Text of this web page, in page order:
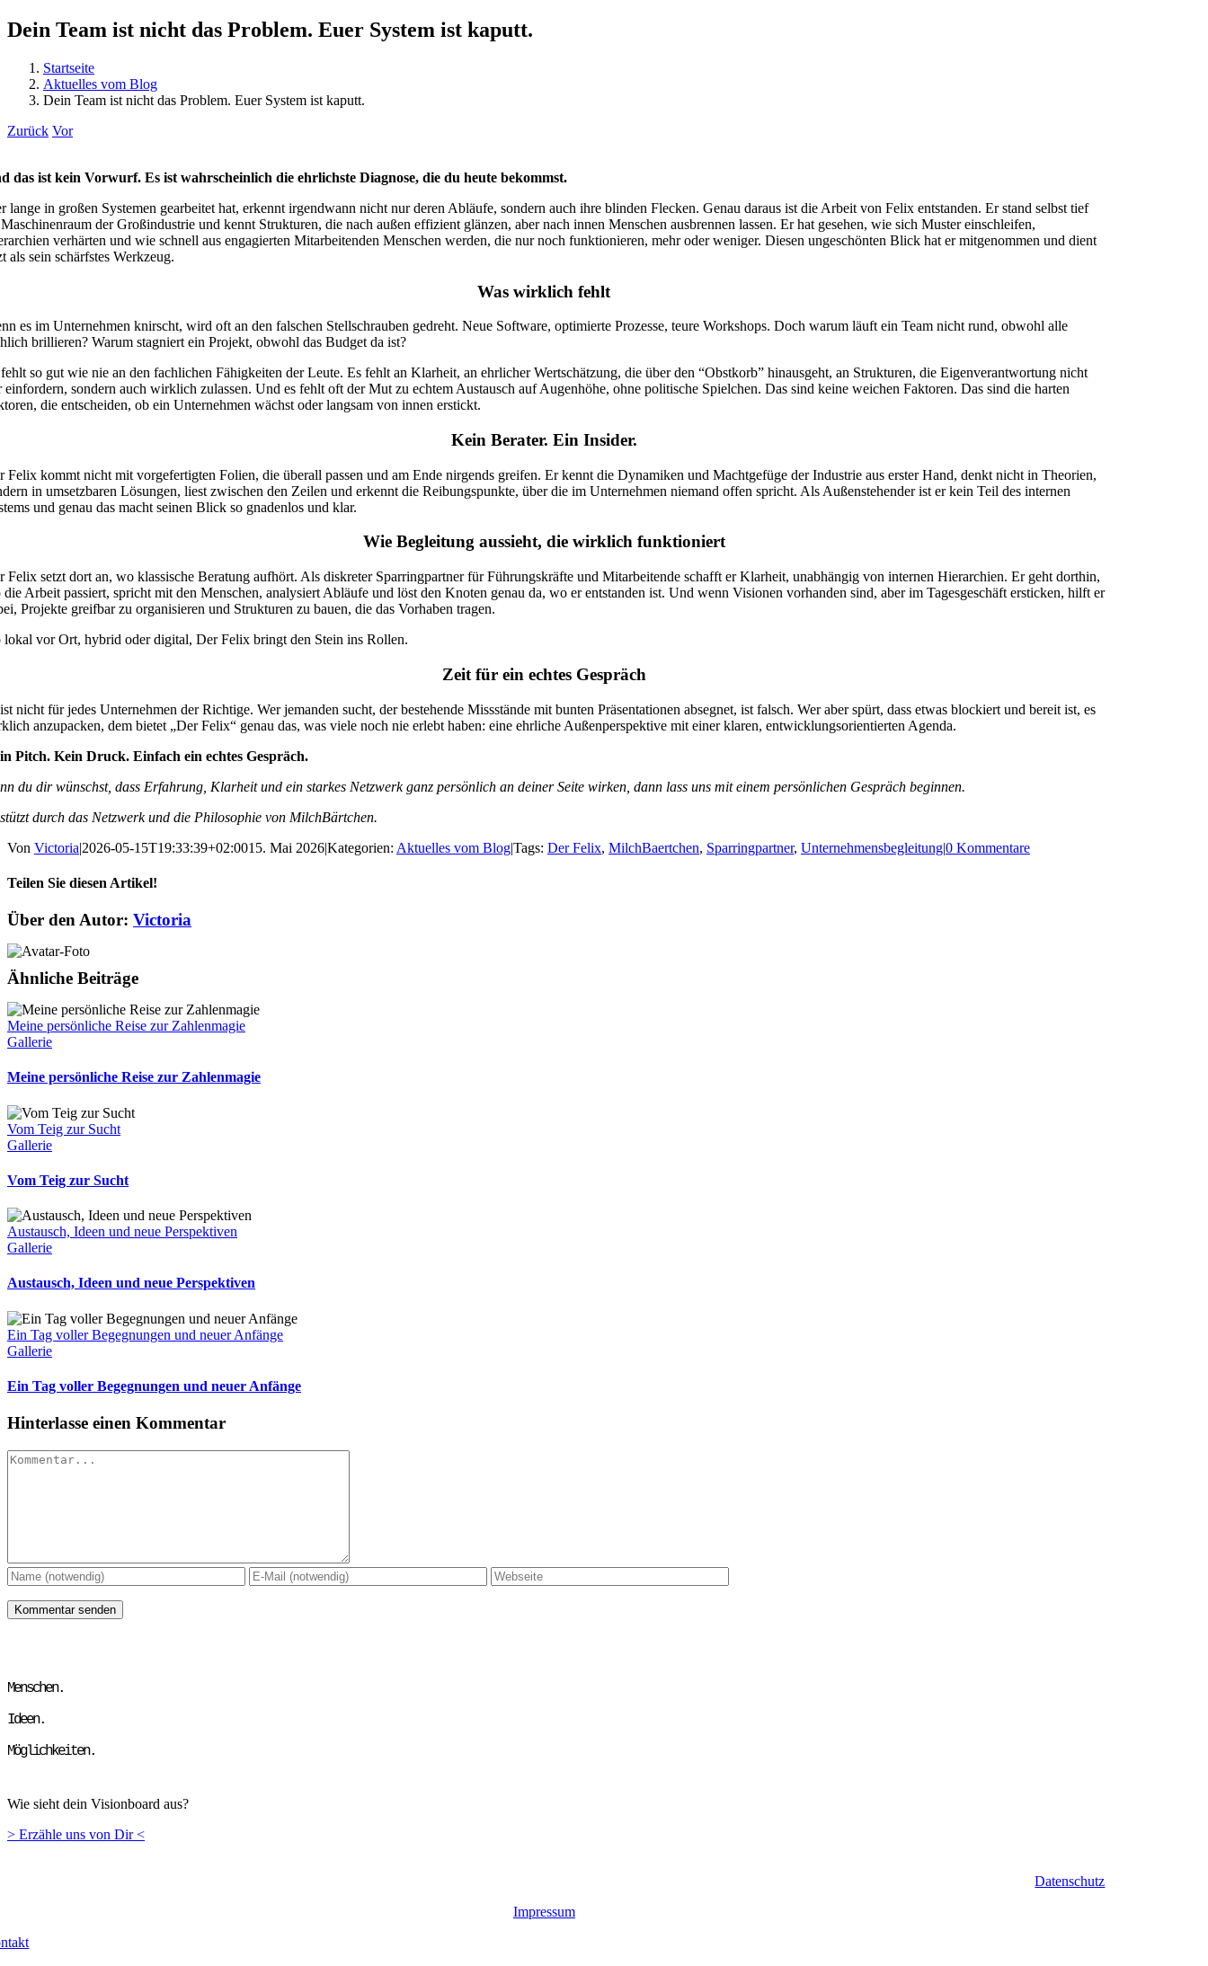
Dein Team ist nicht das Problem. Euer System ist kaputt.
Startseite
Aktuelles vom Blog
Dein Team ist nicht das Problem. Euer System ist kaputt.
Zurück Vor
das ist kein Vorwurf. Es ist wahrscheinlich die ehrlichste Diagnose, die du heute bekommst.
lange in großen Systemen gearbeitet hat, erkennt irgendwann nicht nur deren Abläufe, sondern auch ihre blinden Flecken. Genau daraus ist die Arbeit von Felix entstanden. Er stand selbst tief
der Großindustrie und kennt Strukturen, die nach außen effizient glänzen, aber nach innen Menschen ausbrennen lassen. Er hat gesehen, wie sich Muster einschleifen,
verhärten und wie schnell aus engagierten Mitarbeitenden Menschen werden, die nur noch funktionieren, mehr oder weniger. Diesen ungeschönten Blick hat er mitgenommen und dient
als sein schärfstes Werkzeug.
Was wirklich fehlt
es im Unternehmen knirscht, wird oft an den falschen Stellschrauben gedreht. Neue Software, optimierte Prozesse, teure Workshops. Doch warum läuft ein Team nicht rund, obwohl alle
brillieren? Warum stagniert ein Projekt, obwohl das Budget da ist?
so gut wie nie an den fachlichen Fähigkeiten der Leute. Es fehlt an Klarheit, an ehrlicher Wertschätzung, die über den “Obstkorb” hinausgeht, an Strukturen, die Eigenverantwortung nicht
einfordern, sondern auch wirklich zulassen. Und es fehlt oft der Mut zu echtem Austausch auf Augenhöhe, ohne politische Spielchen. Das sind keine weichen Faktoren. Das sind die harten
die entscheiden, ob ein Unternehmen wächst oder langsam von innen erstickt.
Kein Berater. Ein Insider.
Felix kommt nicht mit vorgefertigten Folien, die überall passen und am Ende nirgends greifen. Er kennt die Dynamiken und Machtgefüge der Industrie aus erster Hand, denkt nicht in Theorien,
in umsetzbaren Lösungen, liest zwischen den Zeilen und erkennt die Reibungspunkte, über die im Unternehmen niemand offen spricht. Als Außenstehender ist er kein Teil des internen
und genau das macht seinen Blick so gnadenlos und klar.
Wie Begleitung aussieht, die wirklich funktioniert
Felix setzt dort an, wo klassische Beratung aufhört. Als diskreter Sparringpartner für Führungskräfte und Mitarbeitende schafft er Klarheit, unabhängig von internen Hierarchien. Er geht dorthin,
die Arbeit passiert, spricht mit den Menschen, analysiert Abläufe und löst den Knoten genau da, wo er entstanden ist. Und wenn Visionen vorhanden sind, aber im Tagesgeschäft ersticken, hilft er
Projekte greifbar zu organisieren und Strukturen zu bauen, die das Vorhaben tragen.
lokal vor Ort, hybrid oder digital, Der Felix bringt den Stein ins Rollen.
Zeit für ein echtes Gespräch
nicht für jedes Unternehmen der Richtige. Wer jemanden sucht, der bestehende Missstände mit bunten Präsentationen absegnet, ist falsch. Wer aber spürt, dass etwas blockiert und bereit ist, es
anzupacken, dem bietet „Der Felix“ genau das, was viele noch nie erlebt haben: eine ehrliche Außenperspektive mit einer klaren, entwicklungsorientierten Agenda.
Pitch. Kein Druck. Einfach ein echtes Gespräch.
du dir wünschst, dass Erfahrung, Klarheit und ein starkes Netzwerk ganz persönlich an deiner Seite wirken, dann lass uns mit einem persönlichen Gespräch beginnen.
durch das Netzwerk und die Philosophie von MilchBärtchen.
Von Victoria|2026-05-15T19:33:39+02:0015. Mai 2026|Kategorien: Aktuelles vom Blog|Tags: Der Felix, MilchBaertchen, Sparringpartner, Unternehmensbegleitung|0 Kommentare
Teilen Sie diesen Artikel!
Facebook
X
Reddit
LinkedIn
WhatsApp
Telegram
Tumblr
Pinterest
Vk
Xing
E-
Über den Autor: Victoria
Ähnliche Beiträge
Meine persönliche Reise zur Zahlenmagie
Gallerie
Meine persönliche Reise zur Zahlenmagie
Vom Teig zur Sucht
Gallerie
Vom Teig zur Sucht
Austausch, Ideen und neue Perspektiven
Gallerie
Austausch, Ideen und neue Perspektiven
Ein Tag voller Begegnungen und neuer Anfänge
Gallerie
Ein Tag voller Begegnungen und neuer Anfänge
Hinterlasse einen Kommentar
Kommentar
Menschen.
Ideen.
Möglichkeiten.
Wie sieht dein Visionboard aus?
> Erzähle uns von Dir <
Datenschutz
Impressum